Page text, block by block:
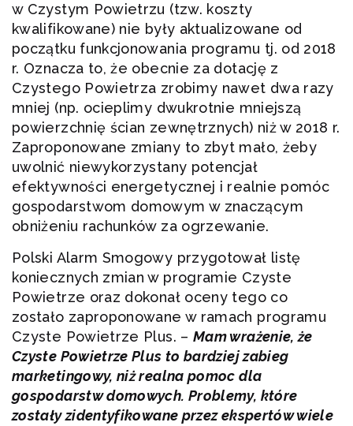
w Czystym Powietrzu (tzw. koszty
kwalifikowane) nie były aktualizowane od
początku funkcjonowania programu tj. od 2018
r. Oznacza to, że obecnie za dotację z
Czystego Powietrza zrobimy nawet dwa razy
mniej (np. ocieplimy dwukrotnie mniejszą
powierzchnię ścian zewnętrznych) niż w 2018 r.
Zaproponowane zmiany to zbyt mało, żeby
uwolnić niewykorzystany potencjał
efektywności energetycznej i realnie pomóc
gospodarstwom domowym w znaczącym
obniżeniu rachunków za ogrzewanie.
Polski Alarm Smogowy przygotował listę
koniecznych zmian w programie Czyste
Powietrze oraz dokonał oceny tego co
zostało zaproponowane w ramach programu
Czyste Powietrze Plus. – Mam wrażenie, że
Czyste Powietrze Plus to bardziej zabieg
marketingowy, niż realna pomoc dla
gospodarstw domowych. Problemy, które
zostały zidentyfikowane przez ekspertów wiele